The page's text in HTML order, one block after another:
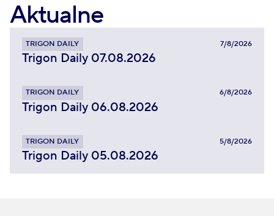
Aktualne
TRIGON DAILY 7/8/2026
Trigon Daily 07.08.2026
TRIGON DAILY 6/8/2026
Trigon Daily 06.08.2026
TRIGON DAILY 5/8/2026
Trigon Daily 05.08.2026